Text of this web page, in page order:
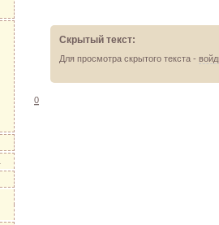
Скрытый текст:
Для просмотра скрытого текста -
0